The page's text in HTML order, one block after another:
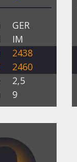
GER
IM
2438
2460
2,5
9